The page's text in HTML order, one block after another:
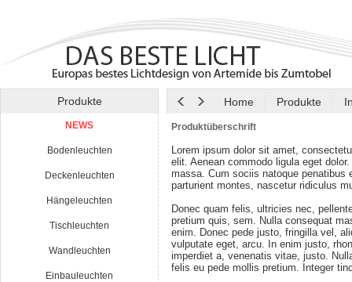
Produkte Home Produkte
NEWS
Bodenleuchten
Deckenleuchten
Hängeleuchten
Tischleuchten
Wandleuchten
Einbauleuchten
Produktüberschrift
Lorem ipsum dolor sit amet,
elit. Aenean commodo ligula eget dolor.
massa. Cum sociis natoque penatibus
parturient montes, nascetur ridiculus
Donec quam felis, ultricies nec,
pretium quis, sem. Nulla consequat
enim. Donec pede justo, fringilla vel,
vulputate eget, arcu. In enim justo,
imperdiet a, venenatis vitae, justo.
felis eu pede mollis pretium. Integer